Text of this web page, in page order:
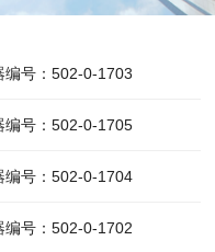
编号：502-0-1703
编号：502-0-1705
编号：502-0-1704
编号：502-0-1702